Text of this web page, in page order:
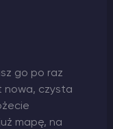
go po raz
nowa, czysta
mapę, na